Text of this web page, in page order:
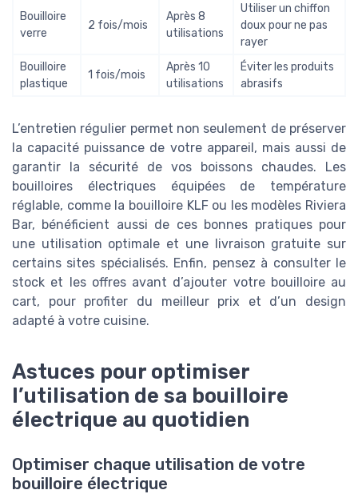
Bouilloire
verre
2 fois/mois
Après 8
utilisations
Utiliser un chiffon
doux pour ne pas
rayer
Bouilloire
plastique
1 fois/mois
Après 10
utilisations
Éviter les produits
abrasifs
L’entretien régulier permet non seulement de préserver
la capacité puissance de votre appareil, mais aussi de
garantir la sécurité de vos boissons chaudes. Les
bouilloires électriques équipées de température
réglable, comme la bouilloire KLF ou les modèles Riviera
Bar, bénéficient aussi de ces bonnes pratiques pour
une utilisation optimale et une livraison gratuite sur
certains sites spécialisés. Enfin, pensez à consulter le
stock et les offres avant d’ajouter votre bouilloire au
cart, pour profiter du meilleur prix et d’un design
adapté à votre cuisine.
Astuces pour optimiser
l’utilisation de sa bouilloire
électrique au quotidien
Optimiser chaque utilisation de votre
bouilloire électrique